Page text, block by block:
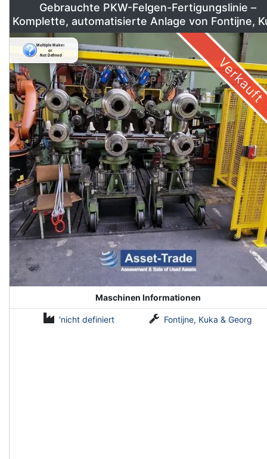
Gebrauchte PKW-Felgen-Fertigungslinie –
Komplette, automatisierte Anlage von Fontijne,
& Georg
Verkauft
Maschinen Informationen
'nicht definiert Fontijne, Kuka & Georg